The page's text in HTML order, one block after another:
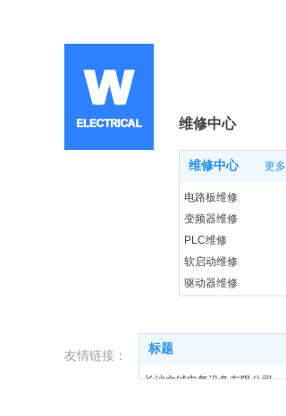
维修中心 更多
电路板维修
变频器维修
PLC维修
软启动维修
驱动器维修
维修中心
标题
长沙文铖电气设备有限公司
友情链接：